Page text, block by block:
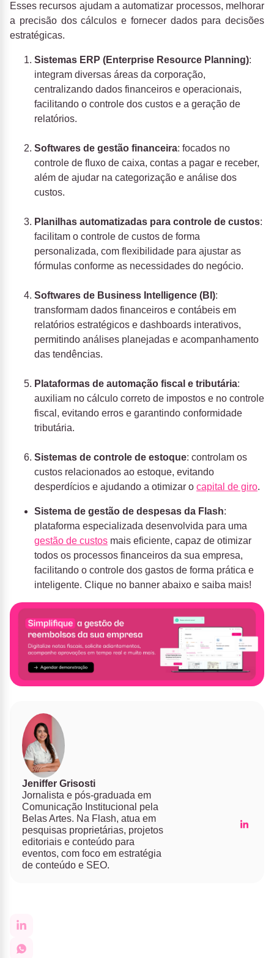
Esses recursos ajudam a automatizar processos, melhorar
a precisão dos cálculos e fornecer dados para decisões
estratégicas.
Sistemas ERP (Enterprise Resource Planning):
integram diversas áreas da corporação,
centralizando dados financeiros e operacionais,
facilitando o controle dos custos e a geração de
relatórios.
Softwares de gestão financeira: focados no
controle de fluxo de caixa, contas a pagar e receber,
além de ajudar na categorização e análise dos
custos.
Planilhas automatizadas para controle de custos:
facilitam o controle de custos de forma
personalizada, com flexibilidade para ajustar as
fórmulas conforme as necessidades do negócio.
Softwares de Business Intelligence (BI):
transformam dados financeiros e contábeis em
relatórios estratégicos e dashboards interativos,
permitindo análises planejadas e acompanhamento
das tendências.
Plataformas de automação fiscal e tributária:
auxiliam no cálculo correto de impostos e no controle
fiscal, evitando erros e garantindo conformidade
tributária.
Sistemas de controle de estoque: controlam os
custos relacionados ao estoque, evitando
desperdícios e ajudando a otimizar o capital de giro.
Sistema de gestão de despesas da Flash:
plataforma especializada desenvolvida para uma
gestão de custos mais eficiente, capaz de otimizar
todos os processos financeiros da sua empresa,
facilitando o controle dos gastos de forma prática e
inteligente. Clique no banner abaixo e saiba mais!
Jeniffer Grisosti
Jornalista e pós-graduada em
Comunicação Institucional pela
Belas Artes. Na Flash, atua em
pesquisas proprietárias, projetos
editoriais e conteúdo para
eventos, com foco em estratégia
de conteúdo e SEO.